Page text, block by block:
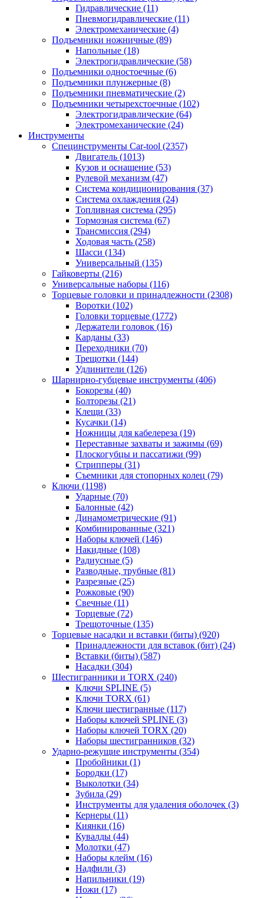
Гидравлические (11)
Пневмогидравлические (11)
Электромеханические (4)
Подъемники ножничные (89)
Напольные (18)
Электрогидравлические (58)
Подъемники одностоечные (6)
Подъемники плунжерные (8)
Подъемники пневматические (2)
Подъемники четырехстоечные (102)
Электрогидравлические (64)
Электромеханические (24)
Инструменты
Специнструменты Car-tool (2357)
Двигатель (1013)
Кузов и оснащение (53)
Рулевой механизм (47)
Система кондиционирования (37)
Система охлаждения (24)
Топливная система (295)
Тормозная система (67)
Трансмиссия (294)
Ходовая часть (258)
Шасси (134)
Универсальный (135)
Гайковерты (216)
Универсальные наборы (116)
Торцевые головки и принадлежности (2308)
Воротки (102)
Головки торцевые (1772)
Держатели головок (16)
Карданы (33)
Переходники (70)
Трещотки (144)
Удлинители (126)
Шарнирно-губцевые инструменты (406)
Бокорезы (40)
Болторезы (21)
Клещи (33)
Кусачки (14)
Ножницы для кабелереза (19)
Переставные захваты и зажимы (69)
Плоскогубцы и пассатижи (99)
Стрипперы (31)
Съемники для стопорных колец (79)
Ключи (1198)
Ударные (70)
Балонные (42)
Динамометрические (91)
Комбинированные (321)
Наборы ключей (146)
Накидные (108)
Радиусные (5)
Разводные, трубные (81)
Разрезные (25)
Рожковые (90)
Свечные (11)
Торцевые (72)
Трещоточные (135)
Торцевые насадки и вставки (биты) (920)
Принадлежности для вставок (бит) (24)
Вставки (биты) (587)
Насадки (304)
Шестигранники и TORX (240)
Ключи SPLINE (5)
Ключи TORX (61)
Ключи шестигранные (117)
Наборы ключей SPLINE (3)
Наборы ключей TORX (20)
Наборы шестигранников (32)
Ударно-режущие инструменты (354)
Пробойники (1)
Бородки (17)
Выколотки (34)
Зубила (29)
Инструменты для удаления оболочек (3)
Кернеры (11)
Киянки (16)
Кувалды (44)
Молотки (47)
Наборы клейм (16)
Надфили (3)
Напильники (19)
Ножи (17)